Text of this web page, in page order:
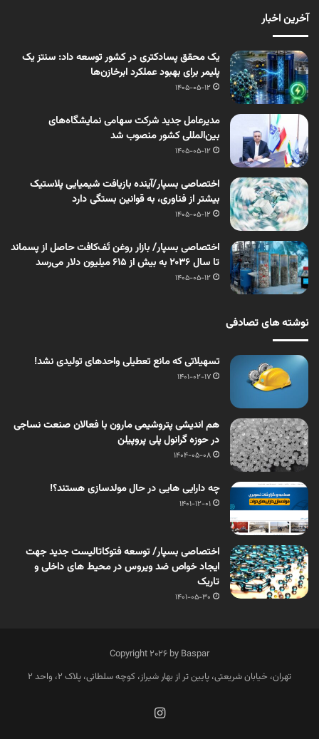
آخرین اخبار
یک محقق پسادکتری در کشور توسعه داد: سنتز یک
پلیمر برای بهبود عملکرد ابرخازن‌ها
1405-05-12
مدیرعامل جدید شرکت سهامی نمایشگاه‌های
بین‌المللی کشور منصوب شد
1405-05-12
اختصاصی بسپار/آینده بازیافت شیمیایی پلاستیک
بیشتر از فناوری، به قوانین بستگی دارد
1405-05-12
اختصاصی بسپار/ بازار روغن تَف‌کافت حاصل از پسماند
تا سال ۲۰۳۶ به بیش از ۶۱۵ میلیون دلار می‌رسد
1405-05-12
نوشته های تصادفی
تسهیلاتی که مانع تعطیلی واحدهای تولیدی نشد!
1401-02-17
هم اندیشی پتروشیمی مارون با فعالان صنعت نساجی
در حوزه گرانول پلی پروپیلن
1404-05-08
چه دارایی هایی در حال مولدسازی هستند؟!
1401-12-01
اختصاصی بسپار/ توسعه فتوکاتالیست جدید جهت
ایجاد خواص ضد ویروس در محیط های داخلی و
تاریک
1401-05-30
Copyright 2026 by Baspar
تهران، خیابان شریعتی، پایین تر از بهار شیراز، کوچه سلطانی، پلاک 2، واحد 2